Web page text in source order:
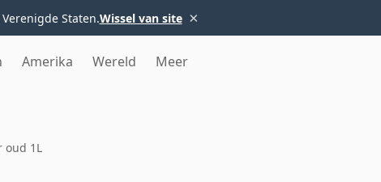
Staten.Wissel van site ×
Amerika Wereld Meer
oud 1L